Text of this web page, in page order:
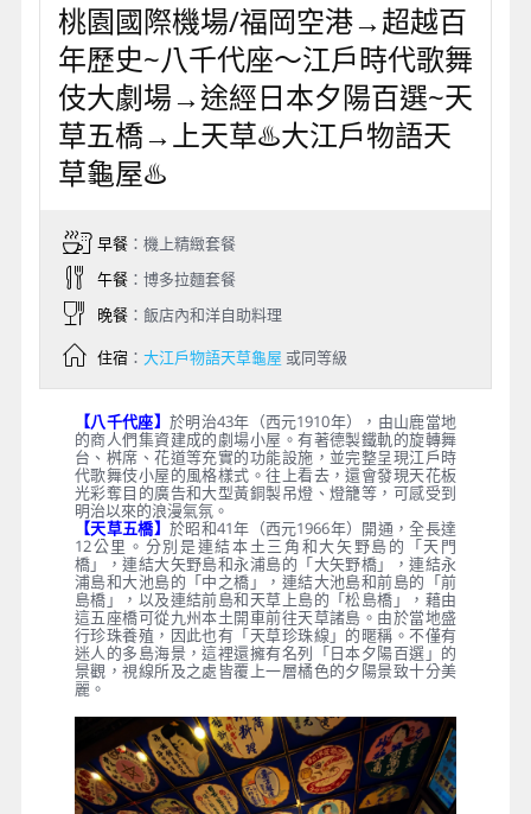
桃園國際機場/福岡空港→超越百
年歷史~八千代座～江戶時代歌舞
伎大劇場→途經日本夕陽百選~天
草五橋→上天草♨️大江戶物語天
草龜屋♨️
早餐：機上精緻套餐
午餐：博多拉麵套餐
晚餐：飯店內和洋自助料理
住宿： 大江戶物語天草龜屋 或同等級
【八千代座】 於明治43年（西元1910年），由山鹿當地
的商人們集資建成的劇場小屋。有著德製鐵軌的旋轉舞
台、桝席、花道等充實的功能設施，並完整呈現江戶時
代歌舞伎小屋的風格樣式。往上看去，還會發現天花板
光彩奪目的廣告和大型黃銅製吊燈、燈籠等，可感受到
明治以來的浪漫氣氛。
【天草五橋】 於昭和41年（西元1966年）開通，全長達
12公里。分別是連結本土三角和大矢野島的「天門
橋」，連結大矢野島和永浦島的「大矢野橋」，連結永
浦島和大池島的「中之橋」，連結大池島和前島的「前
島橋」，以及連結前島和天草上島的「松島橋」，藉由
這五座橋可從九州本土開車前往天草諸島。由於當地盛
行珍珠養殖，因此也有「天草珍珠線」的暱稱。不僅有
迷人的多島海景，這裡還擁有名列「日本夕陽百選」的
景觀，視線所及之處皆覆上一層橘色的夕陽景致十分美
麗。